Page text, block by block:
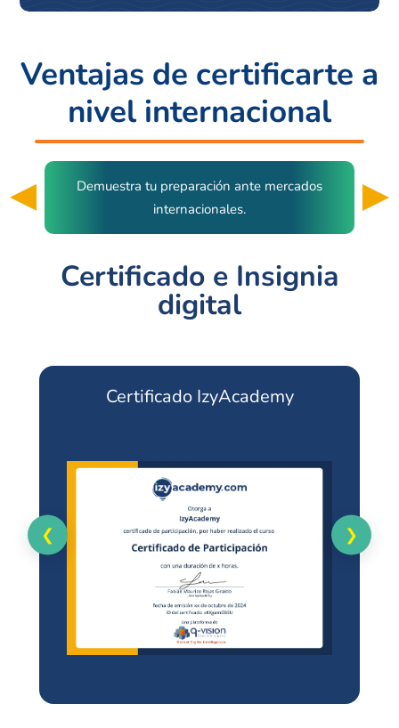
Ventajas de certificarte a
nivel internacional
Demuestra tu preparación ante mercados
internacionales.
Certificado e Insignia
digital
Certificado IzyAcademy
❮ ❯